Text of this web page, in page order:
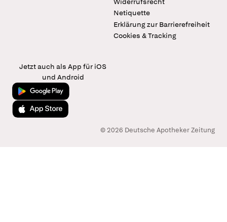
Netiquette
Erklärung zur Barrierefreiheit
Cookies & Tracking
Jetzt auch als App für iOS
und Android
Jetzt bei Google Play
Laden im App Store
© 2026 Deutsche Apotheker Zeitung